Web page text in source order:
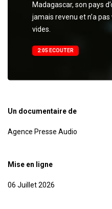
Madagascar, son pays
jamais revenu et n’a
vides.
2:05 ECOUTER
Un documentaire de
Agence Presse Audio
Mise en ligne
06 Juillet 2026